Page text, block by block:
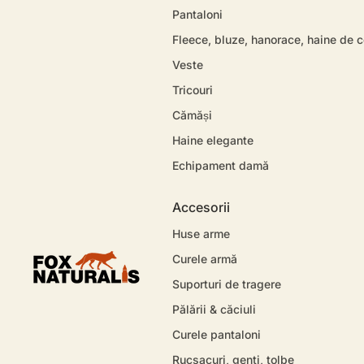
Pantaloni
Fleece, bluze, hanorace, haine de
Veste
Tricouri
Cămăși
Haine elegante
Echipament damă
Accesorii
Huse arme
Curele armă
Suporturi de tragere
Pălării & căciuli
Curele pantaloni
Rucsacuri, genti, tolbe